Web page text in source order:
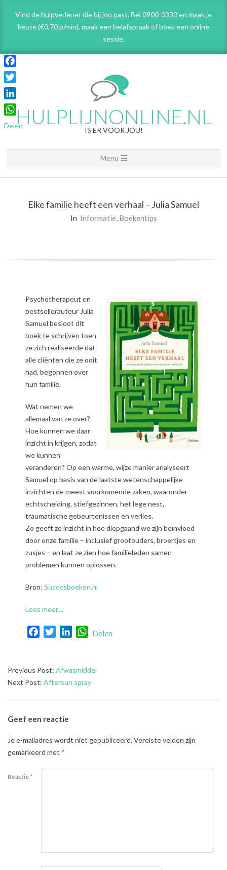
content
Vind de hulpverlener die bij jou past. Bel 0900-0330 en maak je
keuze (€0,70 p/min), maak een belafspraakof boek een online
sessie.
HULPLIJNONLINE.NL
IS ER VOOR JOU!
Navigation
Menu
Menu
Elke familie heeft een verhaal – Julia Samuel
In Informatie, Boekentips
Psychotherapeut en
bestsellerauteur Julia
Samuel besloot dit
boek te schrijven toen
ze zich realiseerde dat
alle cliënten die ze ooit
had, begonnen over
hun familie.
Wat nemen we
allemaal van ze over?
Hoe kunnen we daar
inzicht in krijgen, zodat
we kunnen
veranderen? Op een warme, wijze manier analyseert
Samuel op basis van de laatste wetenschappelijke
inzichten de meest voorkomende zaken, waaronder
echtscheiding, stiefgezinnen, het lege nest,
traumatische gebeurtenissen en verlies.
Zo geeft ze inzicht in hoe diepgaand we zijn beïnvloed
door onze familie – inclusief grootouders, broertjes en
zusjes – en laat ze zien hoe familieleden samen
problemen kunnen oplossen.
Bron: Succesboeken.nl
Lees meer…
FacebookTwitterLinkedInWhatsApp
Delen
2022-
06-
Previous Post: Afwasmiddel
Next Post: Aftersun spray
Geef een reactie
Je e-mailadres wordt niet gepubliceerd.Vereiste velden zijn
gemarkeerd met *
Reactie*
Facebook
Twitter
LinkedIn
WhatsApp
Delen